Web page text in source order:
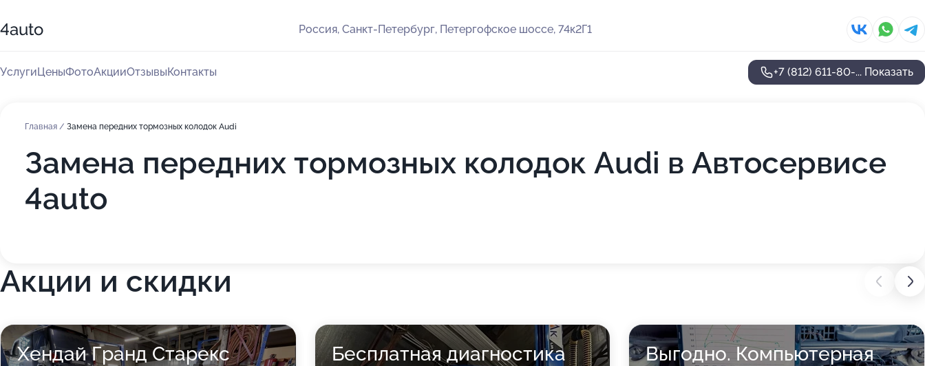
4auto Россия, Санкт-Петербург, Петергофское шоссе, 74к2Г1
УслугиЦеныФотоАкцииОтзывыКонтакты +7 (812) 611-80-... Показать
Главная / Замена передних тормозных колодок Audi
Замена передних тормозных колодок Audi в Автосервисе
4auto
Акции и скидки
Хендай Гранд Старекс
Бесплатная диагностика
Выгодно. Компьютерная